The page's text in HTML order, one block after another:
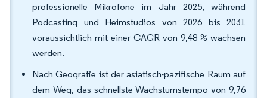
professionelle Mikrofone im Jahr 2025, während
Podcasting und Heimstudios von 2026 bis 2031
voraussichtlich mit einer CAGR von 9,48 % wachsen
werden.
Nach Geografie ist der asiatisch-pazifische Raum auf
dem Weg, das schnellste Wachstumstempo von 9,76